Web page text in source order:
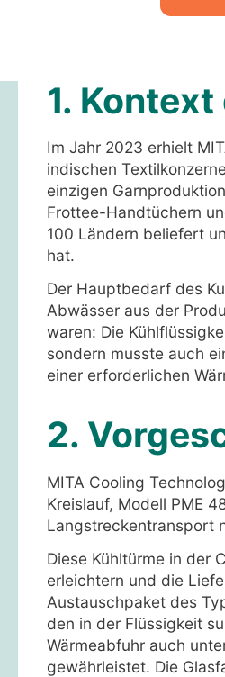
1.
Im Jahr 2023 erhielt
indischen
einzigen
Frottee-Handtüchern
100 Ländern beliefert
hat.
Der Hauptbedarf des
Abwässer aus der
waren: Die
sondern musste auch
einer erforderlichen
2.
MITA Cooling
Kreislauf, Modell PME
Langstreckentransport
Diese Kühltürme in der
erleichtern und die
Austauschpaket des
den in der Flüssigkeit
Wärmeabfuhr auch
gewährleistet. Die